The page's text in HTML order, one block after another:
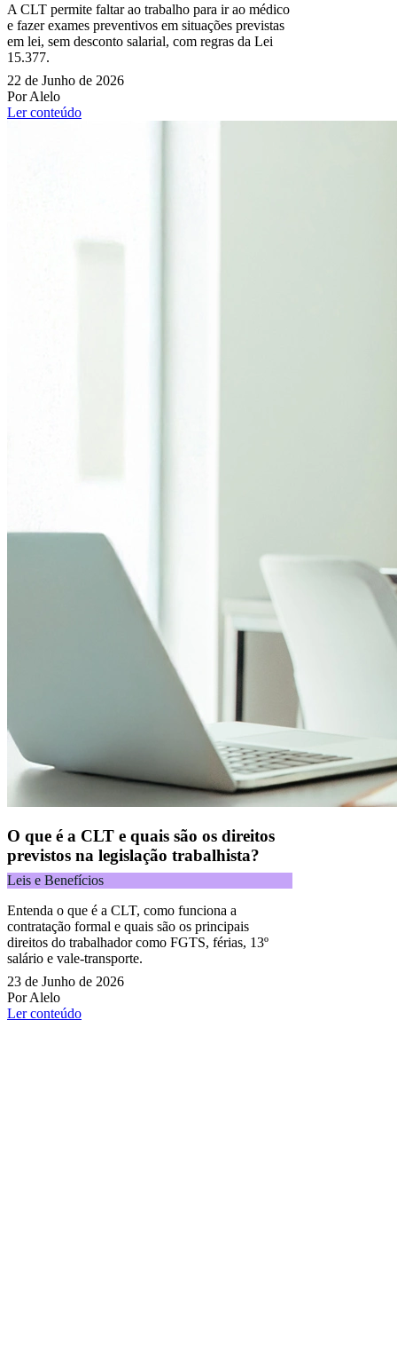
A CLT permite faltar ao trabalho para ir ao médico
e fazer exames preventivos em situações previstas
em lei, sem desconto salarial, com regras da Lei
15.377.
22 de Junho de 2026
Por Alelo
Ler conteúdo
O que é a CLT e quais são os direitos
previstos na legislação trabalhista?
Leis e Benefícios
Entenda o que é a CLT, como funciona a
contratação formal e quais são os principais
direitos do trabalhador como FGTS, férias, 13º
salário e vale-transporte.
23 de Junho de 2026
Por Alelo
Ler conteúdo